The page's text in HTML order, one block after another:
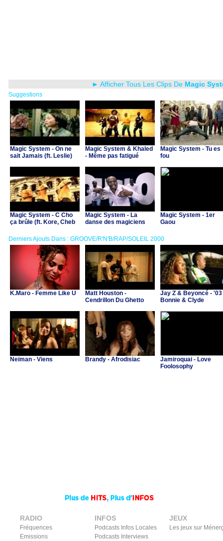
► Afficher Tous Les Clips De Magic
Suggestions
Magic System - On ne
sait Jamais (ft. Leslie)
Magic System & Khaled
- Même pas fatigué
Magic System - Tu es
fou
Magic System - C Cho
ça brûle (ft. Kore, Cheb
Magic System - La
danse des magiciens
Magic System - 1er
Gaou
Derniers Ajouts Dans : GROOVE/R'N'B/RAP/SOLEIL 2000
K.Maro - Femme Like U
Matt Houston -
Cendrillon Du Ghetto
Jay Z & Beyoncé - '03
Bonnie & Clyde
Neïman - Viens Brandy - Afrodisiac
Jamiroquai - Love
Foolosophy
RADIO
Fréquences
Emissions
INFOS
Podcasts Infos Locales
Podcasts Interviews
JEUX
Les jeux sur